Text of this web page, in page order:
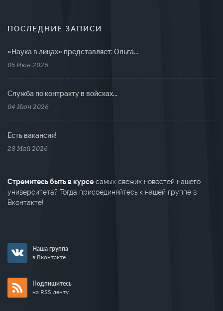
ПОСЛЕДНИЕ ЗАПИСИ
«Наука в лицах» представляет: Ольга...
05 Июн 2026
Cлужба по контракту в войсках...
04 Июн 2026
Есть вакансия!
28 Май 2026
Стремитесь быть в курсе самых свежих новостей нашего
университета? Тогда присоединяйтесь к нашей группе в
Вконтакте!
Наша группа
в Вконтакте
Подпишитесь
на RSS ленту